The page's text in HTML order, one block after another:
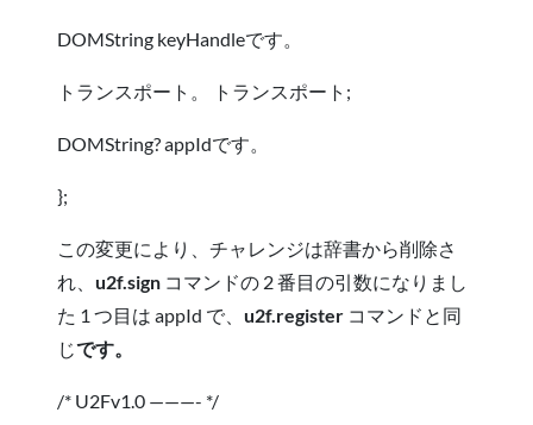
DOMString keyHandleです。
トランスポート。 トランスポート;
DOMString? appIdです。
};
この変更により、チャレンジは辞書から削除さ
れ、 u2f.sign コマンドの 2 番目の引数になりまし
た 1 つ目は appId で、 u2f.register コマンド と同
じです。
/* U2Fv1.0 ———- */